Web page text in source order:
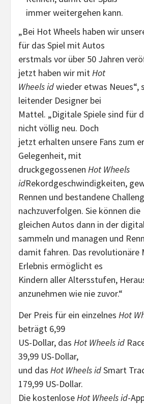
immer weitergehen kann.
„Bei Hot Wheels haben wir
für das Spiel mit Autos
erstmals vor über 50 Jahren
jetzt haben wir mitHot
Wheels idwieder etwas Neues“,
leitender Designer bei
Mattel. „Digitale Spiele sind für
nicht völlig neu. Doch
jetzt erhalten unsere Fans zum
Gelegenheit, mit
druckgegossenen Hot Wheels
idRekordgeschwindigkeiten,
Rennen und bestandene
nachzuverfolgen. Sie können die
gleichen Autos dann in der
sammeln und managen und
damit fahren. Das revolutionäre
Erlebnis ermöglicht es
Kindern aller Altersstufen,
anzunehmen wie nie zuvor.“
Der Preis für ein einzelnes Hot
beträgt 6,99
US-Dollar, das Hot Wheels id
39,99 US-Dollar,
und das Hot Wheels idSmart
179,99 US-Dollar.
Die kostenloseHot Wheels id-